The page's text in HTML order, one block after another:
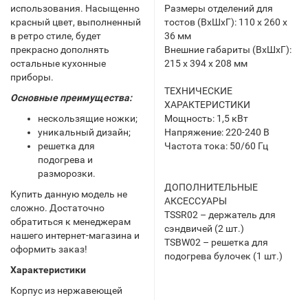
использования. Насыщенно
красный цвет, выполненный
в ретро стиле, будет
прекрасно дополнять
остальные кухонные
приборы.
Основные преимущества:
нескользящие ножки;
уникальный дизайн;
решетка для
подогрева и
разморозки.
Купить данную модель не
сложно. Достаточно
обратиться к менеджерам
нашего интернет-магазина и
оформить заказ!
Характеристики
Корпус из нержавеющей
Размеры отделений для
тостов (ВхШхГ): 110 х 260 х
36 мм
Внешние габариты (ВхШхГ):
215 х 394 х 208 мм
ТЕХНИЧЕСКИЕ
ХАРАКТЕРИСТИКИ
Мощность: 1,5 кВт
Напряжение: 220-240 В
Частота тока: 50/60 Гц
ДОПОЛНИТЕЛЬНЫЕ
АКСЕССУАРЫ
TSSR02 – держатель для
сэндвичей (2 шт.)
TSBW02 – решетка для
подогрева булочек (1 шт.)